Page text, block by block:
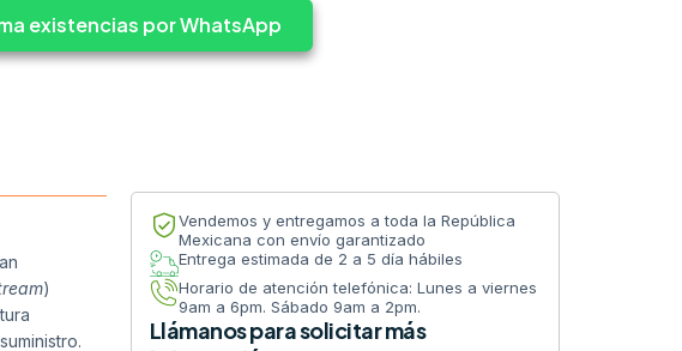
existencias por WhatsApp
)
Vendemos y entregamos a toda la República
Mexicana con envío garantizado
Entrega estimada de 2 a 5 día hábiles
Horario de atención telefónica: Lunes a viernes
9am a 6pm. Sábado 9am a 2pm.
Llámanos para solicitar más